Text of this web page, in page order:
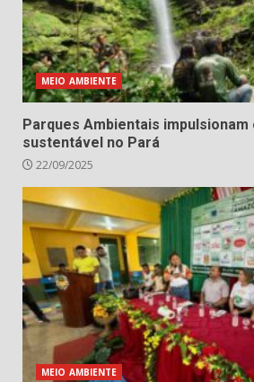
MEIO AMBIENTE
Parques Ambientais
sustentável no Pará
22/09/2025
MEIO AMBIENTE